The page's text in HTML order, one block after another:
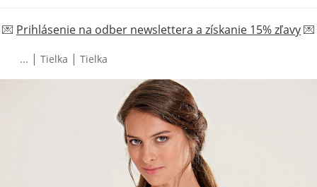
💌 Prihlásenie na odber newslettera a získanie 15% zľavy💌
... | Tielka | Tielka